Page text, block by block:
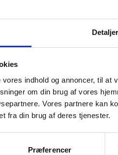
Detaljer
indhold og annoncer, til at
om din brug af vores
Vores partnere kan
fra din brug af deres tjenester.
Præferencer